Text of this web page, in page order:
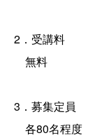
2．受講料
無料
3．募集定員
各80名程度